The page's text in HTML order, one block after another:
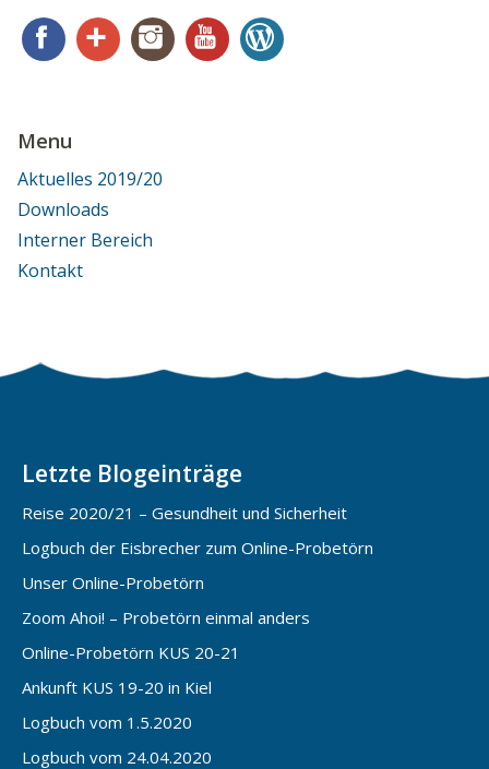
FacebookGoogle+ InstagramYouTube
Menu
Aktuelles 2019/20
Downloads
Interner Bereich
Kontakt
Letzte Blogeinträge
Reise 2020/21 – Gesundheit und Sicherheit
Logbuch der Eisbrecher zum Online-Probetörn
Unser Online-Probetörn
Zoom Ahoi! – Probetörn einmal anders
Online-Probetörn KUS 20-21
Ankunft KUS 19-20 in Kiel
Logbuch vom 1.5.2020
Logbuch vom 24.04.2020